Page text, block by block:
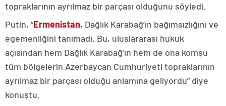
topraklarının ayrılmaz bir parçası olduğunu söyledi.
Putin, “Ermenistan, Dağlık Karabağ’ın bağımsızlığını ve
egemenliğini tanımadı. Bu, uluslararası hukuk
açısından hem Dağlık Karabağ’ın hem de ona komşu
tüm bölgelerin Azerbaycan Cumhuriyeti topraklarının
ayrılmaz bir parçası olduğu anlamına geliyordu” diye
konuştu.